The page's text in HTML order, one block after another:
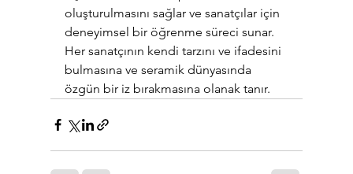
oluşturulmasını sağlar ve sanatçılar için
deneyimsel bir öğrenme süreci sunar.
Her sanatçının kendi tarzını ve ifadesini
bulmasına ve seramik dünyasında
özgün bir iz bırakmasına olanak tanır.